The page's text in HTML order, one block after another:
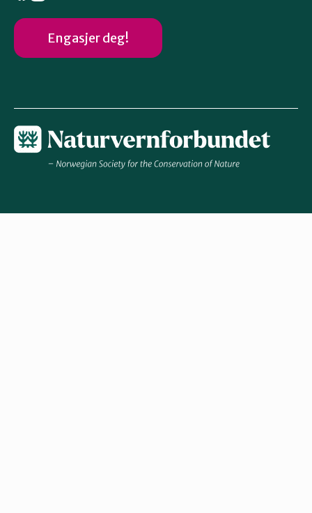
Engasjer deg!